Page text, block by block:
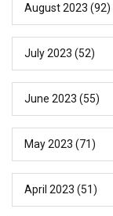
August 2023 (92)
July 2023 (52)
June 2023 (55)
May 2023 (71)
April 2023 (51)